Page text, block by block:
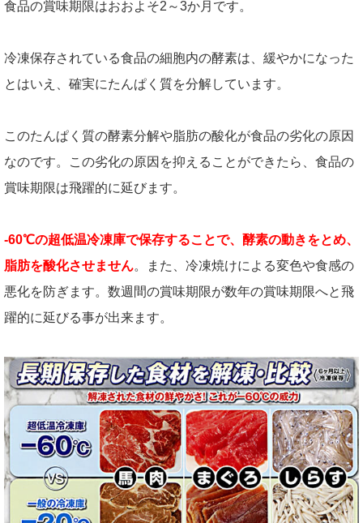
食品の賞味期限はおおよそ2～3か月です。
冷凍保存されている食品の細胞内の酵素は、緩やかになった
とはいえ、確実にたんぱく質を分解しています。
このたんぱく質の酵素分解や脂肪の酸化が食品の劣化の原因
なのです。この劣化の原因を抑えることができたら、食品の
賞味期限は飛躍的に延びます。
-60℃の超低温冷凍庫で保存することで、酵素の動きをとめ、
脂肪を酸化させません。また、冷凍焼けによる変色や食感の
悪化を防ぎます。数週間の賞味期限が数年の賞味期限へと飛
躍的に延びる事が出来ます。